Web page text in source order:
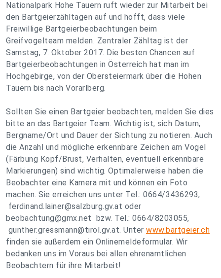
Nationalpark Hohe Tauern ruft wieder zur Mitarbeit bei
den Bartgeierzähltagen auf und hofft, dass viele
Freiwillige Bartgeierbeobachtungen beim
Greifvogelteam melden. Zentraler Zähltag ist der
Samstag, 7. Oktober 2017. Die besten Chancen auf
Bartgeierbeobachtungen in Österreich hat man im
Hochgebirge, von der Obersteiermark über die Hohen
Tauern bis nach Vorarlberg.
Sollten Sie einen Bartgeier beobachten, melden Sie dies
bitte an das Bartgeier Team. Wichtig ist, sich Datum,
Bergname/Ort und Dauer der Sichtung zu notieren. Auch
die Anzahl und mögliche erkennbare Zeichen am Vogel
(Färbung Kopf/Brust, Verhalten, eventuell erkennbare
Markierungen) sind wichtig. Optimalerweise haben die
Beobachter eine Kamera mit und können ein Foto
machen. Sie erreichen uns unter Tel.: 0664/3436293,
ferdinand.lainer@salzburg.gv.at oder
beobachtung@gmx.net bzw. Tel.: 0664/8203055,
gunther.gressmann@tirol.gv.at. Unter www.bartgeier.ch
finden sie außerdem ein Onlinemeldeformular. Wir
bedanken uns im Voraus bei allen ehrenamtlichen
Beobachtern für ihre Mitarbeit!